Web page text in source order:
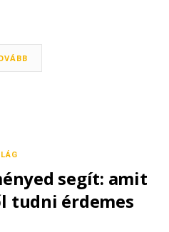
segít: amit
tudni érdemes